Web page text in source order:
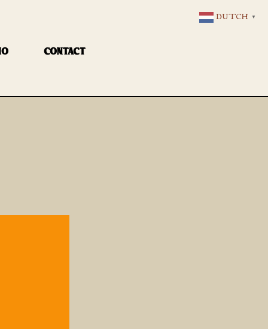
CONTACT
DUTCH ▼